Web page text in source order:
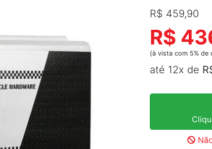
R$ 459,90
R$
(à vista com 5% de
até 12x de